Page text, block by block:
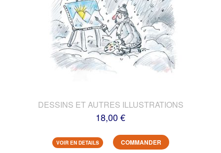
DESSINS ET AUTRES ILLUSTRATIONS
18,00 €
VOIR EN DETAILS COMMANDER